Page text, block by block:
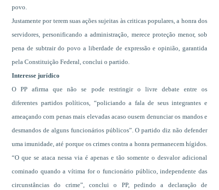
povo.
Justamente por terem suas ações sujeitas às criticas populares, a honra dos
servidores, personificando a administração, merece proteção menor, sob
pena de subtrair do povo a liberdade de expressão e opinião, garantida
pela Constituição Federal, conclui o partido.
Interesse jurídico
O PP afirma que não se pode restringir o livre debate entre os
diferentes partidos políticos, “policiando a fala de seus integrantes e
ameaçando com penas mais elevadas acaso ousem denunciar os mandos e
desmandos de alguns funcionários públicos”. O partido diz não defender
uma imunidade, até porque os crimes contra a honra permanecem hígidos.
“O que se ataca nessa via é apenas e tão somente o desvalor adicional
cominado quando a vítima for o funcionário público, independente das
circunstâncias do crime”, conclui o PP, pedindo a declaração de